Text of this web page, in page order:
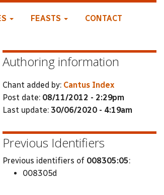
FEASTS CONTACT
Authoring information
Chant added by: Cantus Index
Post date: 08/11/2012 - 2:29pm
Last update: 30/06/2020 - 4:19am
Previous Identifiers
Previous identifiers of 008305:05:
008305d